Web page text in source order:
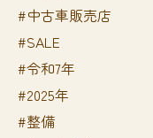
#中古車販売店
#SALE
#令和7年
#2025年
#整備